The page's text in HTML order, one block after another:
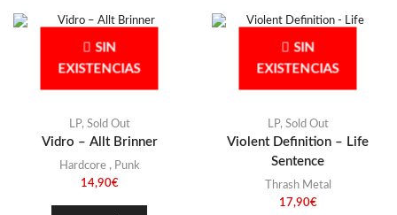
SIN
EXISTENCIAS
LP, Sold Out
Vidro – Allt Brinner
Hardcore, Punk
14,90€
SIN
EXISTENCIAS
LP, Sold Out
Violent Definition – Life
Sentence
Thrash Metal
17,90€